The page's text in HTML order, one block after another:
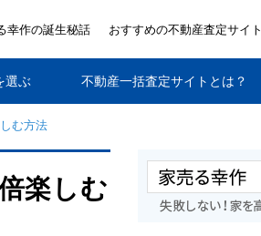
幸作の誕生秘話 おすすめの不動産査定サイト
選ぶ 不動産一括査定サイトとは？
む方法
楽しむ